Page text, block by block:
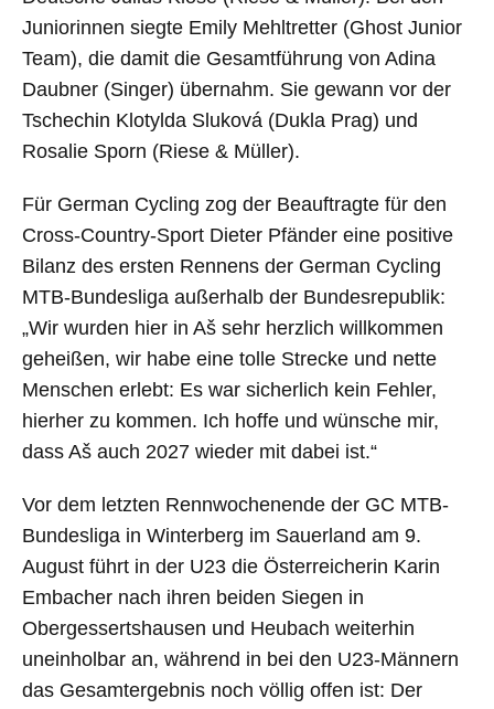
Juniorinnen siegte Emily Mehltretter (Ghost Junior
Team), die damit die Gesamtführung von Adina
Daubner (Singer) übernahm. Sie gewann vor der
Tschechin Klotylda Sluková (Dukla Prag) und
Rosalie Sporn (Riese & Müller).
Für German Cycling zog der Beauftragte für den
Cross-Country-Sport Dieter Pfänder eine positive
Bilanz des ersten Rennens der German Cycling
MTB-Bundesliga außerhalb der Bundesrepublik:
„Wir wurden hier in Aš sehr herzlich willkommen
geheißen, wir habe eine tolle Strecke und nette
Menschen erlebt: Es war sicherlich kein Fehler,
hierher zu kommen. Ich hoffe und wünsche mir,
dass Aš auch 2027 wieder mit dabei ist.“
Vor dem letzten Rennwochenende der GC MTB-
Bundesliga in Winterberg im Sauerland am 9.
August führt in der U23 die Österreicherin Karin
Embacher nach ihren beiden Siegen in
Obergessertshausen und Heubach weiterhin
uneinholbar an, während in bei den U23-Männern
das Gesamtergebnis noch völlig offen ist: Der